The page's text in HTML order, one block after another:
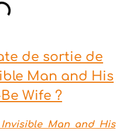
de sortie de
Man and His
Wife ?
Invisible Man and His